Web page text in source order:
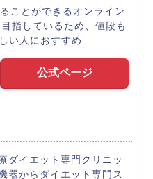
ことができるオンライン
指しているため、値段も
い人におすすめ
公式ページ
ダイエット専門クリニッ
器からダイエット専門ス